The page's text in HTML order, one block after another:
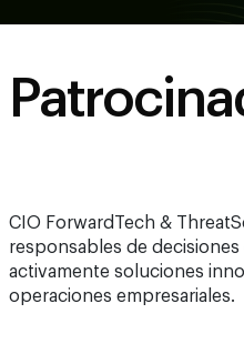
CIO ForwardTech &
responsables de
activamente soluciones
operaciones empresariales.